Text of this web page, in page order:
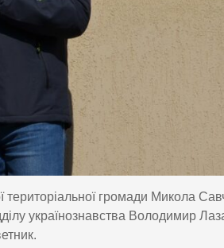
територіальної громади Микола
українознавства Володимир